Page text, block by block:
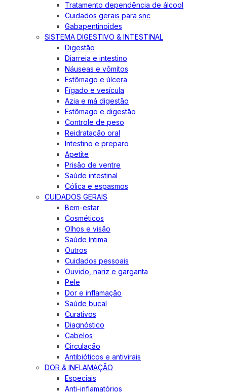
Tratamento dependência de álcool
Cuidados gerais para snc
Gabapentinoides
SISTEMA DIGESTIVO & INTESTINAL
Digestão
Diarreia e intestino
Náuseas e vômitos
Estômago e úlcera
Fígado e vesícula
Azia e má digestão
Estômago e digestão
Controle de peso
Reidratação oral
Intestino e preparo
Apetite
Prisão de ventre
Saúde intestinal
Cólica e espasmos
CUIDADOS GERAIS
Bem-estar
Cosméticos
Olhos e visão
Saúde íntima
Outros
Cuidados pessoais
Ouvido, nariz e garganta
Pele
Dor e inflamação
Saúde bucal
Curativos
Diagnóstico
Cabelos
Circulação
Antibióticos e antivirais
DOR & INFLAMAÇÃO
Especiais
Anti-inflamatórios